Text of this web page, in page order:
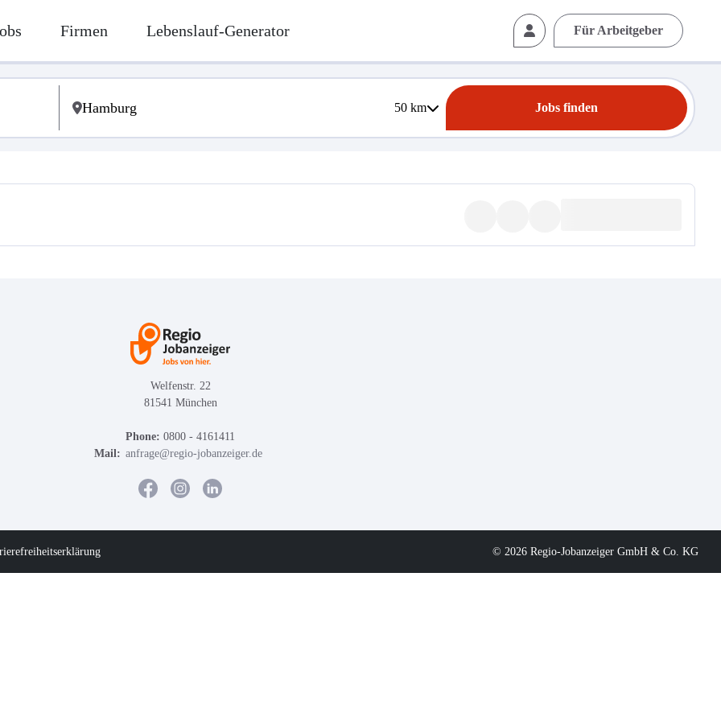
Firmen Lebenslauf-Generator Für Arbeitgeber
50km Jobs finden
Welfenstr. 22
81541 München
Phone: 0800 - 4161411
Mail: anfrage@regio-jobanzeiger.de
© 2026 Regio-Jobanzeiger GmbH & Co. KG